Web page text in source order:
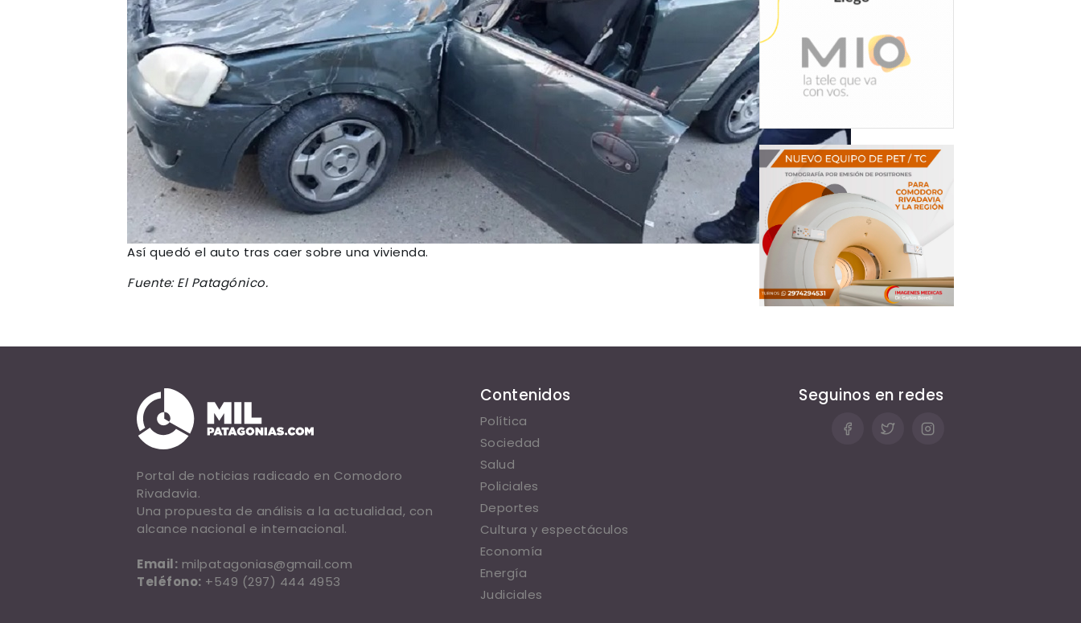
Así quedó el auto tras caer sobre una vivienda.
Fuente: El Patagónico.
Portal de noticias radicado en Comodoro
Rivadavia.
Una propuesta de análisis a la actualidad, con
alcance nacional e internacional.
Email: milpatagonias@gmail.com
Teléfono: +549 (297) 444 4953
Contenidos
Política
Sociedad
Salud
Policiales
Deportes
Cultura y espectáculos
Economía
Energía
Judiciales
Seguinos en redes